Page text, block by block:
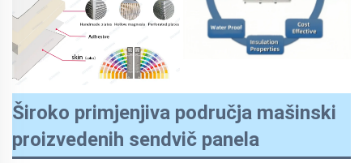
Široko primjenjiva područja mašinski
proizvedenih sendvič panela